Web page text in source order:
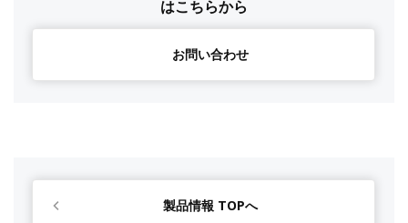
はこちらから
お問い合わせ
製品情報 TOPへ